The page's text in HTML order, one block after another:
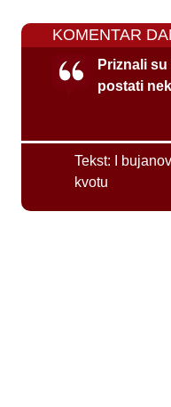
KOMENTAR
Priznali
postati
Tekst:
I
kvotu